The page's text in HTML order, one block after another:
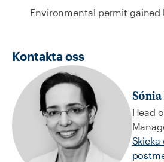
Environmental permit gained
Kontakta oss
Head
Skicka